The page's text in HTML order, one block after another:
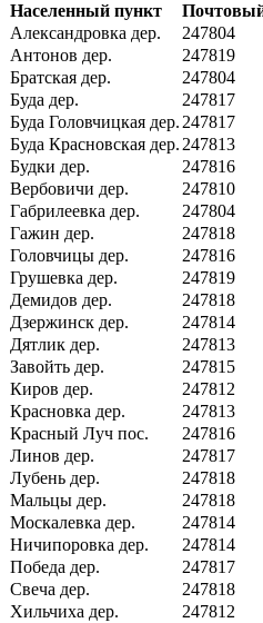
Населенный пункт
Александровка дер.
247804
Антонов дер.
247819
Братская дер.
247804
Буда дер.
247817
Буда Головчицкая дер. 247817
Буда Красновская дер. 247813
Будки дер.
247816
Вербовичи дер.
247810
Габрилеевка дер.
247804
Гажин дер.
247818
Головчицы дер.
247816
Грушевка дер.
247819
Демидов дер.
247818
Дзержинск дер.
247814
Дятлик дер.
247813
Завойть дер.
247815
Киров дер.
247812
Красновка дер.
247813
Красный Луч пос.
247816
Линов дер.
247817
Лубень дер.
247818
Мальцы дер.
247818
Москалевка дер.
247814
Ничипоровка дер.
247814
Победа дер.
247817
Свеча дер.
247818
Хильчиха дер.
247812